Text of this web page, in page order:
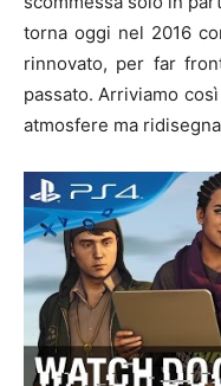
torna oggi nel 2016
rinnovato, per far
passato. Arriviamo così
atmosfere ma